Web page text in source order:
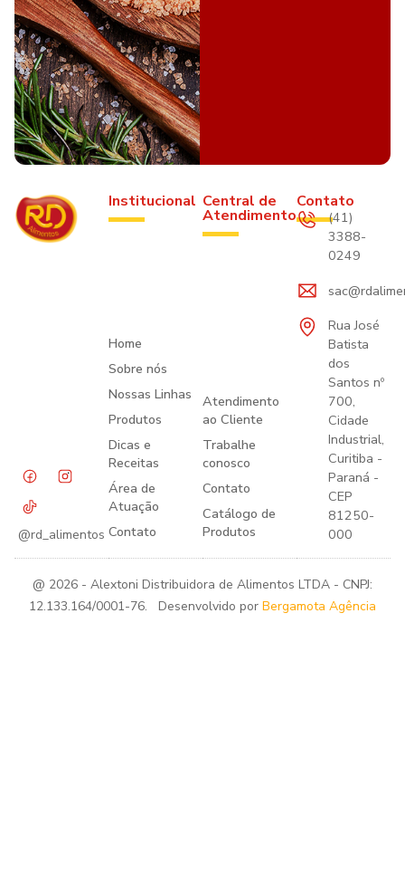
@rd_alimentos
Institucional
Home
Sobre nós
Nossas Linhas
Produtos
Dicas e
Receitas
Área de
Atuação
Contato
Central de
Atendimento
Atendimento
ao Cliente
Trabalhe
conosco
Contato
Catálogo de
Produtos
Contato
(41)
3388-
0249
Rua José
Batista
dos
Santos nº
700,
Cidade
Industrial,
Curitiba -
Paraná -
CEP
81250-
000
@ 2026 - Alextoni Distribuidora de Alimentos LTDA - CNPJ:
12.133.164/0001-76. Desenvolvido por Bergamota Agência